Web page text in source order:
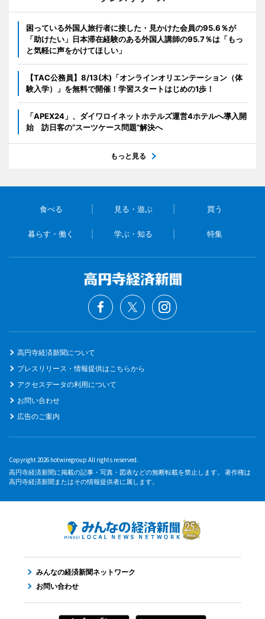
困っている外国人旅行者に接した・見かけた会員の95.6％が
「助けたい」日本滞在経験のある外国人講師の95.7％は「もっ
と気軽に声をかけてほしい」
【TAC公務員】8/13(木)「オンラインオリエンテーション（体
験入学）」を無料で開催！学習スタートはじめの1歩！
「APEX24」、ダイワロイネットホテルズ運営4ホテルへ導入開
始 訪日客の“スーツケース問題”解決へ
もっと見る
食べる 見る・遊ぶ 買う
暮らす・働く 学ぶ・知る 特集
高円寺経済新聞について
プレスリリース・情報提供はこちらから
アクセスデータの利用について
お問い合わせ
広告のご案内
Copyright 2026 hotwiregroup All rights reserved.
高円寺経済新聞に掲載の記事・写真・図表などの無断転載を禁止します。 著作権は
高円寺経済新聞またはその情報提供者に属します。
みんなの経済新聞ネットワーク
お問い合わせ